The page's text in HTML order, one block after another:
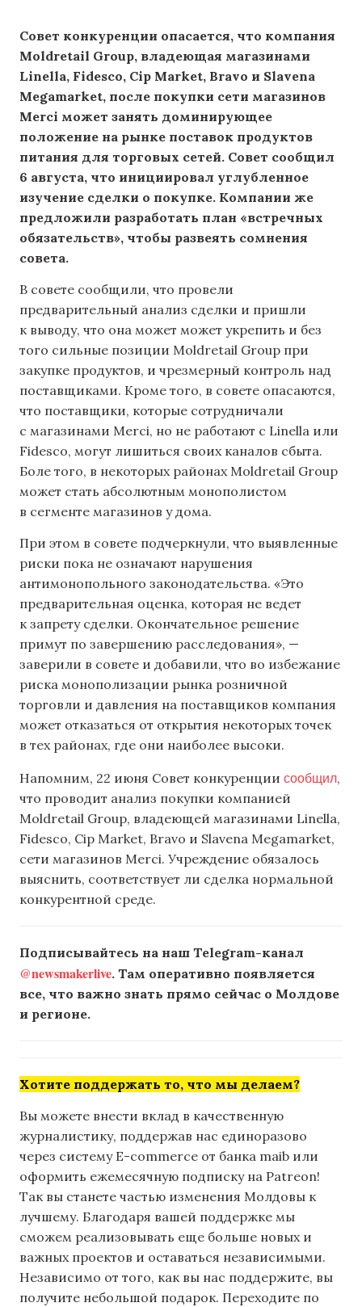
Совет конкуренции опасается, что компания
Moldretail Group, владеющая магазинами
Linella, Fidesco, Cip Market, Bravo и Slavena
Megamarket, после покупки сети магазинов
Merci может занять доминирующее
положение на рынке поставок продуктов
питания для торговых сетей. Совет сообщил
6 августа, что инициировал углубленное
изучение сделки о покупке. Компании же
предложили разработать план «встречных
обязательств», чтобы развеять сомнения
совета.
В совете сообщили, что провели
предварительный анализ сделки и пришли
к выводу, что она может может укрепить и без
того сильные позиции Moldretail Group при
закупке продуктов, и чрезмерный контроль над
поставщиками. Кроме того, в совете опасаются,
что поставщики, которые сотрудничали
с магазинами Merci, но не работают с Linella или
Fidesco, могут лишиться своих каналов сбыта.
Боле того, в некоторых районах Moldretail Group
может стать абсолютным монополистом
в сегменте магазинов у дома.
При этом в совете подчеркнули, что выявленные
риски пока не означают нарушения
антимонопольного законодательства. «Это
предварительная оценка, которая не ведет
к запрету сделки. Окончательное решение
примут по завершению расследования», —
заверили в совете и добавили, что во избежание
риска монополизации рынка розничной
торговли и давления на поставщиков компания
может отказаться от открытия некоторых точек
в тех районах, где они наиболее высоки.
Напомним, 22 июня Совет конкуренции сообщил,
что проводит анализ покупки компанией
Moldretail Group, владеющей магазинами Linella,
Fidesco, Cip Market, Bravo и Slavena Megamarket,
сети магазинов Merci. Учреждение обязалось
выяснить, соответствует ли сделка нормальной
конкурентной среде.
Подписывайтесь на наш Telegram-канал
@newsmakerlive. Там оперативно появляется
все, что важно знать прямо сейчас о Молдове
и регионе.
Хотите поддержать то, что мы делаем?
Вы можете внести вклад в качественную
журналистику, поддержав нас единоразово
через систему E-commerce от банка maib или
оформить ежемесячную подписку на Patreon!
Так вы станете частью изменения Молдовы к
лучшему. Благодаря вашей поддержке мы
сможем реализовывать еще больше новых и
важных проектов и оставаться независимыми.
Независимо от того, как вы нас поддержите, вы
получите небольшой подарок. Переходите по